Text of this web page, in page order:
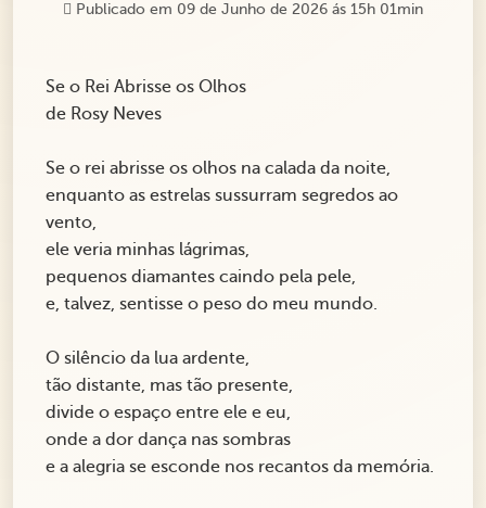
Publicado em 09 de Junho de 2026 ás 15h 01min
Se o Rei Abrisse os Olhos
de Rosy Neves
Se o rei abrisse os olhos na calada da noite,
enquanto as estrelas sussurram segredos ao
vento,
ele veria minhas lágrimas,
pequenos diamantes caindo pela pele,
e, talvez, sentisse o peso do meu mundo.
O silêncio da lua ardente,
tão distante, mas tão presente,
divide o espaço entre ele e eu,
onde a dor dança nas sombras
e a alegria se esconde nos recantos da memória.